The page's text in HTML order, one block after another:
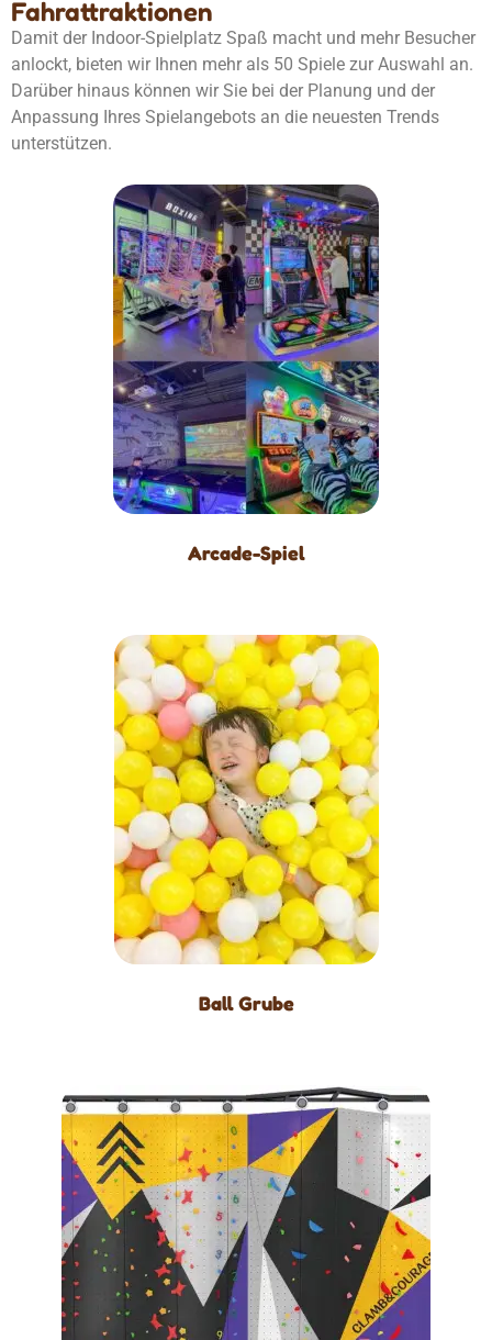
Fahrattraktionen
Damit der Indoor-Spielplatz Spaß macht und mehr Besucher
anlockt, bieten wir Ihnen mehr als 50 Spiele zur Auswahl an.
Darüber hinaus können wir Sie bei der Planung und der
Anpassung Ihres Spielangebots an die neuesten Trends
unterstützen.
Arcade-Spiel
Ball Grube